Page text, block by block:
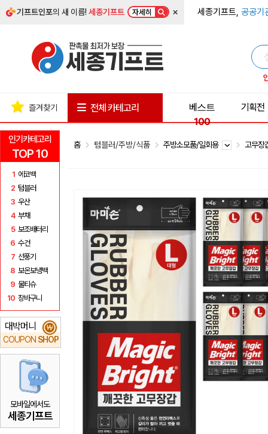
기프트인포의 새 이름!세종기프트 자세히 × 세종기프트, 공공기
인기카테고리
TOP 10
1 에코백
2 텀블러
3 우산
4 부채
5 보조배터리
6 수건
7 선풍기
8 보온보냉백
9 물티슈
10 장바구니
대박머니
COUPON SHOP
₩
모바일에서도
세종기프트
즐겨찾기 전체 카테고리
베스트
100
기획전
홈 텀블러/주방/식품 주방소모품/일회용 고무